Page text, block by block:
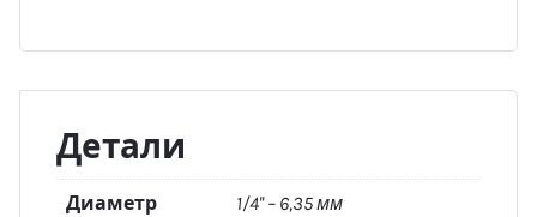
Детали
Диаметр 1/4'' – 6,35 мм